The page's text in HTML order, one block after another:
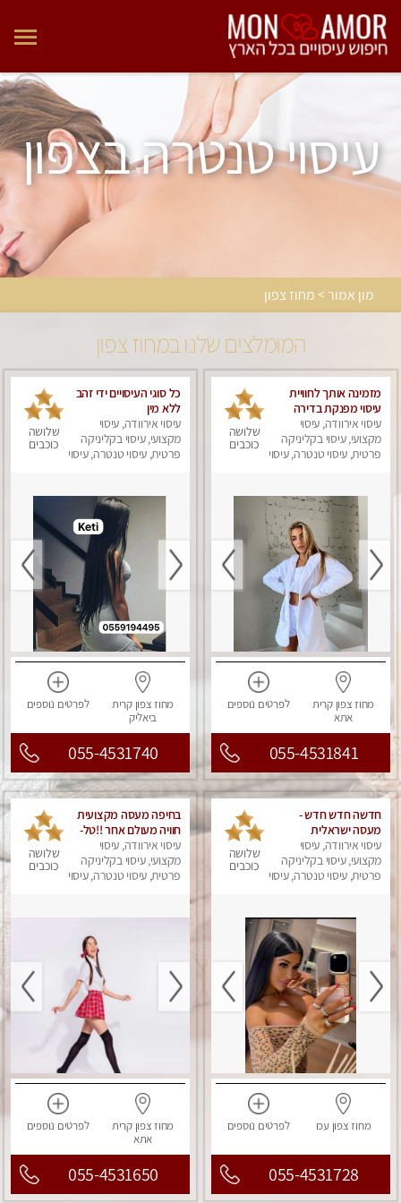
עיסוי טנטרה בצפון
מון אמור > מחוז צפון
המומלצים שלנו במחוז צפון
מזמינה אותך לחוויית
עיסוי מפנקת בדירה
פרטית Massage
עיסוי אירוודה, עיסוי
מקצועי, עיסוי בקליניקה
פרטית, עיסוי טנטרה, עיסוי
שלושה
כוכבים
מחוז צפוןקרית
אתא
לפרטים נוספים
055-4531841
כל סוגי העיסויים ידי זהב
ללא מין
עיסוי אירוודה, עיסוי
מקצועי, עיסוי בקליניקה
פרטית, עיסוי טנטרה, עיסוי
שלושה
כוכבים
מחוז צפוןקרית
ביאליק
לפרטים נוספים
055-4531740
חדשה חדש חדש -
מעסה ישראלית
מהממת,חדשה לגמרי
בחיפה בת 30. לא עונה
לחסויים
עיסוי אירוודה, עיסוי
מקצועי, עיסוי בקליניקה
פרטית, עיסוי טנטרה, עיסוי
שלושה
כוכבים
מחוז צפוןעכו לפרטים נוספים
055-4531728
בחיפה מעסה מקצועית
חוויה מעולם אחר !!טל-
0544840029
עיסוי אירוודה, עיסוי
מקצועי, עיסוי בקליניקה
פרטית, עיסוי טנטרה, עיסוי
שלושה
כוכבים
מחוז צפוןקרית
אתא
לפרטים נוספים
055-4531650